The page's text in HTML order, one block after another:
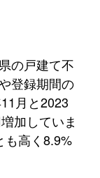
の戸建て不
登録期間の
月と2023
加していま
も高く8.9%